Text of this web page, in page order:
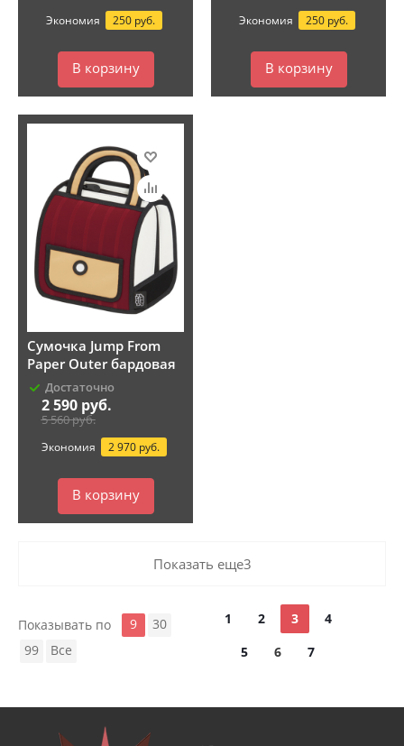
Экономия 250 руб.
В корзину
Экономия 250 руб.
В корзину
Сумочка Jump From
Paper Outer бардовая
Достаточно
2 590руб.
5 560руб.
Экономия 2 970 руб.
В корзину
Показать еще3
Показывать по 9
30
99
Все
1 2 3
4
5
6 7